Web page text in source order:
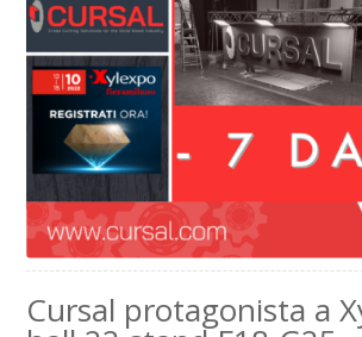
Cursal protagonista a